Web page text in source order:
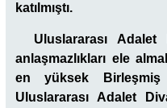
katılmıştı.
Uluslararası Adalet
anlaşmazlıkları ele
en yüksek Birleşmiş
Uluslararası Adalet